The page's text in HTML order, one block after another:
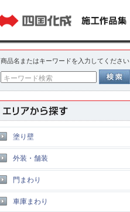
商品名またはキーワードを入力してください
キーワード検索
塗り壁
外装・舗装
門まわり
車庫まわり